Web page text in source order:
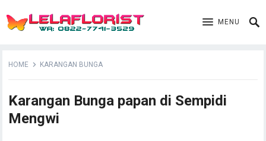
MENU
HOME KARANGAN BUNGA
Karangan Bunga papan di Sempidi
Mengwi